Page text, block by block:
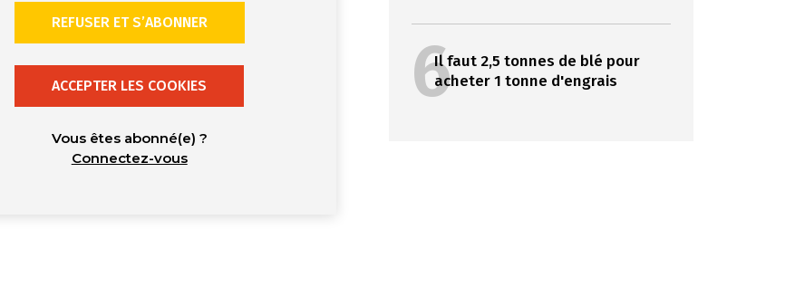
REFUSER ET S’ABONNER
ACCEPTER LES COOKIES
Vous êtes abonné(e) ?
Connectez-vous
6Il faut 2,5 tonnes de blé pour
acheter 1 tonne d'engrais